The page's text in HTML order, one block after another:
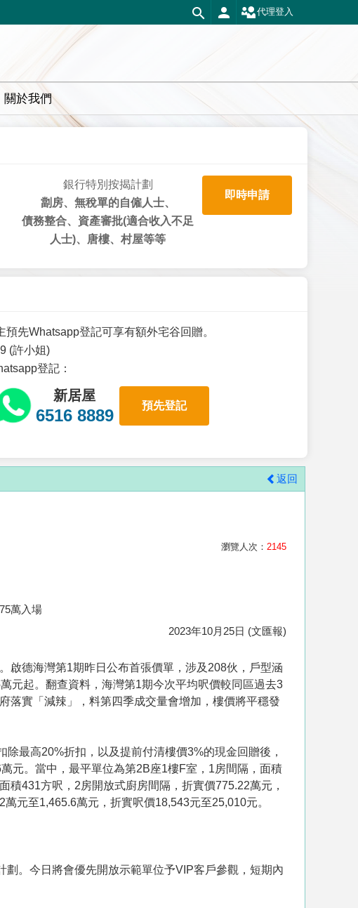
代理登入
關於我們
銀行特別按揭計劃
劏房、無稅單的自僱人士、
債務整合、資產審批(適合收入不足
人士)、唐樓、村屋等等
即時申請
預先Whatsapp登記可享有額外宅谷回贈。
(許小姐)
登記：
新居屋
6516 8889
預先登記
返回
瀏覽人次： 2145
萬入場
2023年10月25日 (文匯報)
啟德海灣第1期昨日公布首張價單，涉及208伙，戶型涵
元起。翻查資料，海灣第1期今次平均呎價較同區過去3
落實「減辣」，料第四季成交量會增加，樓價將平穩發
最高20%折扣，以及提前付清樓價3%的現金回贈後，
元。當中，最平單位為第2B座1樓F室，1房間隔，面積
431方呎，2房開放式廚房間隔，折實價775.22萬元，
元至1,465.6萬元，折實呎價18,543元至25,010元。
。今日將會優先開放示範單位予VIP客戶參觀，短期內